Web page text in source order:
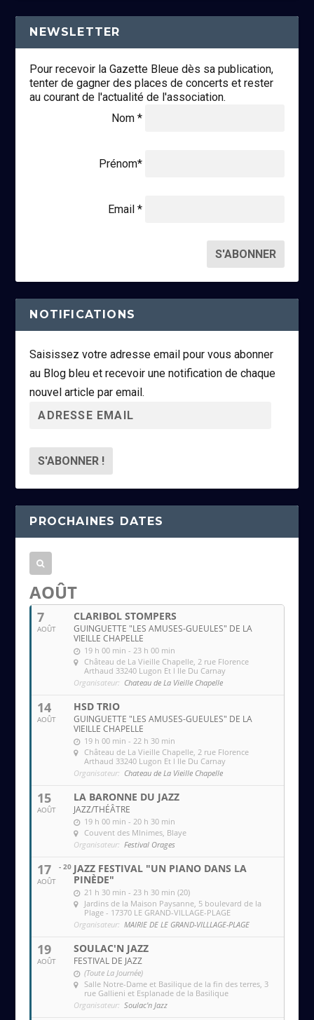
NEWSLETTER
Pour recevoir la Gazette Bleue dès sa publication,
tenter de gagner des places de concerts et rester
au courant de l'actualité de l'association.
Nom *
Prénom*
Email *
NOTIFICATIONS
Saisissez votre adresse email pour vous abonner
au Blog bleu et recevoir une notification de chaque
nouvel article par email.
r
s
s
e
m
i
PROCHAINES DATES
AOÛT
7
AOÛT
CLARIBOL STOMPERS
GUINGUETTE "LES AMUSES-GUEULES" DE LA
VIEILLE CHAPELLE
19 h 00 min - 23 h 00 min
Château de La Vieille Chapelle , 2 rue Florence
Arthaud 33240 Lugon Et l Ile Du Carnay
Organisateur: Chateau de La Vieille Chapelle
14
AOÛT
HSD TRIO
GUINGUETTE "LES AMUSES-GUEULES" DE LA
VIEILLE CHAPELLE
19 h 00 min - 22 h 30 min
Château de La Vieille Chapelle , 2 rue Florence
Arthaud 33240 Lugon Et l Ile Du Carnay
Organisateur: Chateau de La Vieille Chapelle
15
AOÛT
LA BARONNE DU JAZZ
JAZZ/THÉÂTRE
19 h 00 min - 20 h 30 min
Couvent des MInimes , Blaye
Organisateur: Festival Orages
17
AOÛT
- 20 JAZZ FESTIVAL "UN PIANO DANS LA
PINÈDE"
21 h 30 min - 23 h 30 min (20)
Jardins de la Maison Paysanne , 5 boulevard de la
Plage - 17370 LE GRAND-VILLAGE-PLAGE
Organisateur: MAIRIE DE LE GRAND-VILLLAGE-PLAGE
19
AOÛT
SOULAC'N JAZZ
FESTIVAL DE JAZZ
(Toute La Journée)
Salle Notre-Dame et Basilique de la fin des terres , 3
rue Gallieni et Esplanade de la Basilique
Organisateur: Soulac'n Jazz